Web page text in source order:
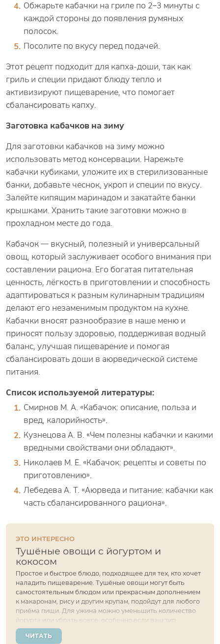
Обжарьте кабачки на гриле по 2–3 минуты с
каждой стороны до появления румяных
полосок.
Посолите по вкусу перед подачей.
Этот рецепт подходит для капха-доши, так как
гриль и специи придают блюду тепло и
активизируют пищеварение, что помогает
сбалансировать капху.
Заготовка кабачков на зиму
Для заготовки кабачков на зиму можно
использовать метод консервации. Нарежьте
кабачки кубиками, уложите их в стерилизованные
банки, добавьте чеснок, укроп и специи по вкусу.
Залейте кипящим маринадом и закатайте банки
крышками. Хранить такие заготовки можно в
прохладном месте до года.
Кабачок — вкусный, полезный и универсальный
овощ, который заслуживает особого внимания при
составлении рациона. Его богатая питательная
ценность, лёгкость в приготовлении и способность
адаптироваться к разным кулинарным традициям
делают его незаменимым продуктом на кухне.
Кабачки вносят разнообразие в наше меню и
приносят пользу здоровью, поддерживая водный
баланс, улучшая пищеварение и помогая
сбалансировать доши в аюрведической системе
питания.
Список используемой литературы:
Смирнов М. А. «Кабачок: описание, польза и
вред, калорийность».
Кузнецова А. В. «Чем полезны кабачки и какими
вредными свойствами они обладают».
Николаев М. Е. «Кабачок: рецепты и советы по
приготовлению».
Лебедева А. Т. «Аюрведа и питание: кабачки как
часть сбалансированного рациона».
ЭТО ИНТЕРЕСНО
Тушёные овощи с йогуртом и
кокосом
Простое и быстрое блюдо, подходящее для тех, кто хочет
наладить пищеварение. Тушёные овощи могут быть
самостоятельным блюдом или прекрасным дополнением
к макаронам, рису и другим крупам, подойдут для любого
приёма пищи. Для ужина можно уменьшить количество
йогурта или убрать вовсе, особенно если ваш тип
конституции с преобладанием капха-доши. Пройти тест и
определить свою...
ЧИТАТЬ